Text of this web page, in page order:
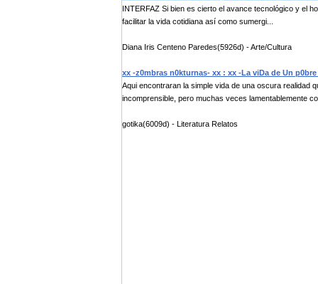
INTERFAZ Si bien es cierto el avance tecnológico y el
facilitar la vida cotidiana así como sumergi...
Diana Iris Centeno Paredes(5926d) - Arte/Cultura
xx -z0mbras n0kturnas- xx : xx -La viDa de Un p0bre
Aqui encontraran la simple vida de una oscura realidad
incomprensible, pero muchas veces lamentablemente
gotika(6009d) - Literatura Relatos